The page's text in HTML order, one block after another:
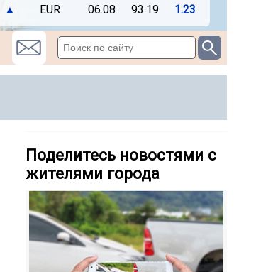
▲
EUR 06.08 93.19 1.23
Поделитесь новостями с
жителями города